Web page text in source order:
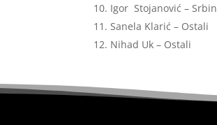
Igor Stojanović – Srbin
Sanela Klarić – Ostali
Nihad Uk – Ostali